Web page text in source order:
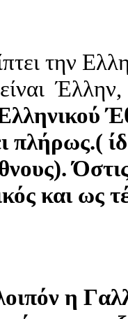
την
πλήρως.(
και ως
η